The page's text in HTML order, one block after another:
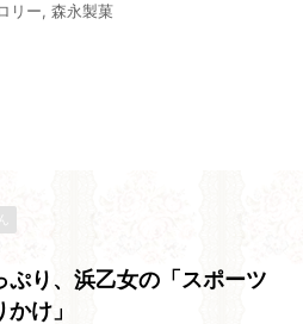
リー, 森永製菓
ぷり、浜乙女の「スポーツ
け」